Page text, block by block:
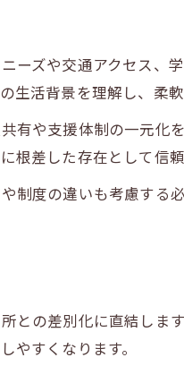
と放課後等デイサービス
レーションで実現する安
イサービスでの人材配置
イサービス成長を支えた
ズや交通アクセス、
活背景を理解し、柔
有や支援体制の一元化
差した存在として信頼
制度の違いも考慮する
の差別化に直結しま
やすくなります。